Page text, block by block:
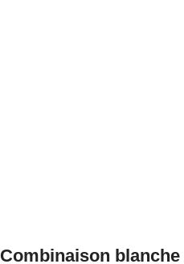
Combinaison